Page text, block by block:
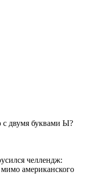
с двумя буквами Ы?
челлендж:
американского